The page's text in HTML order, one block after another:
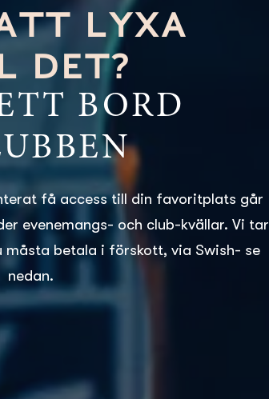
LYXA
DET?
BORD
få access till din favoritplats går
evenemangs- och club-kvällar. Vi tar
betala i förskott, via Swish- se
nedan.